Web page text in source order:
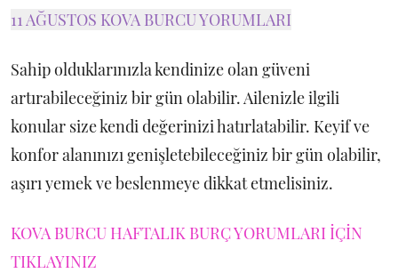
11 AĞUSTOS KOVA BURCU YORUMLARI
Sahip olduklarınızla kendinize olan güveni
artırabileceğiniz bir gün olabilir. Ailenizle ilgili
konular size kendi değerinizi hatırlatabilir. Keyif ve
konfor alanınızı genişletebileceğiniz bir gün olabilir,
aşırı yemek ve beslenmeye dikkat etmelisiniz.
KOVA BURCU HAFTALIK BURÇ YORUMLARI İÇİN
TIKLAYINIZ